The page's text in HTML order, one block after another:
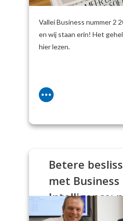
Vallei Business nummer 2
en wij staan erin! Het
hier lezen.
Betere
met Business
Intelligence:
voor SnelStart